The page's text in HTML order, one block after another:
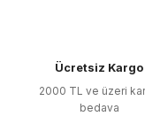
Ücretsiz Kargo
2000 TL ve üzeri
bedava